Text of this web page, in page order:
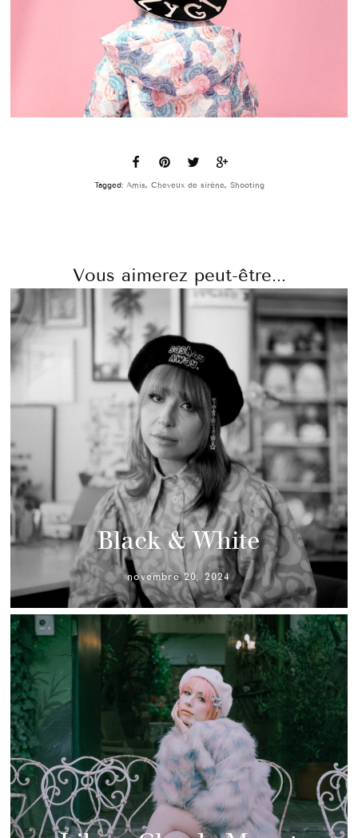
Tagged: Amis, Cheveux de sirène, Shooting
Vous aimerez peut-être...
Black & White
novembre 20, 2024